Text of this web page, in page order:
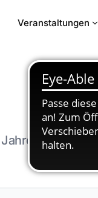
Veranstaltungen